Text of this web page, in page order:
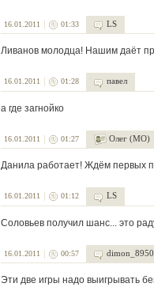
16.01.2011 01:33 LS
Ливанов молодца! Нашим даёт
16.01.2011 01:28 павел
а где загнойко
16.01.2011 01:27 Олег (МО)
Данила работает! Ждём первых
16.01.2011 01:12 LS
Соловьев получил шанс... это
16.01.2011 00:57
Эти две игры надо выигрывать